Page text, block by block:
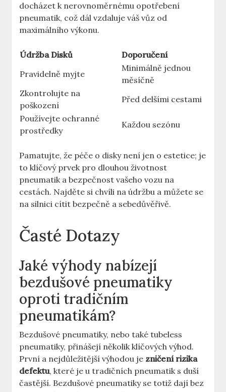
⁣docházet k nerovnoměrnému opotřebení
⁢pneumatik, což‌ dál vzdaluje váš‌ vůz od
maximálního výkonu.
Údržba Disků
Doporučení
Pravidelně myjte
Minimálně jednou
měsíčně
Zkontrolujte​ na‍
poškození
Před ‍delšími cestami
Používejte ochranné
prostředky
Každou sezónu
Pamatujte,⁤ že péče⁣ o disky není ⁢jen o estetice; je
to‍ klíčový prvek pro dlouhou životnost
‍pneumatik a‍ bezpečnost vašeho⁤ vozu‌ na
cestách. Najděte⁤ si‍ chvíli‌ na‍ údržbu a můžete se
na silnici cítit bezpečně ‌a sebedůvěřivě.
Časté Dotazy
Jaké výhody nabízejí
bezdušové ‌pneumatiky
oproti​ tradičním
pneumatikám?
Bezdušové pneumatiky, nebo také tubeless
pneumatiky, přinášejí několik klíčových výhod.
První a nejdůležitější výhodou je zničení ​rizika‍
defektu, které je u tradičních pneumatik s ⁤duší
častější.⁢ Bezdušové ⁢pneumatiky se totiž ‍dají bez